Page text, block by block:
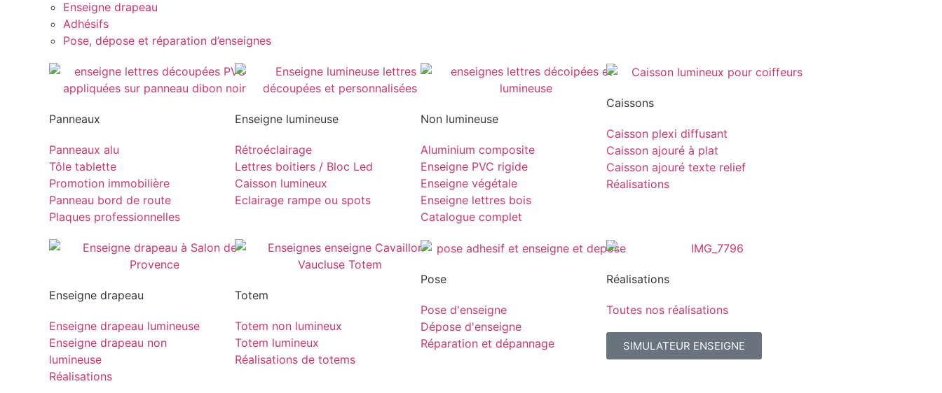
Enseigne drapeau
Adhésifs
Pose, dépose et réparation d’enseignes
Panneaux
Panneaux alu
Tôle tablette
Promotion immobilière
Panneau bord de route
Plaques professionnelles
Enseigne lumineuse
Rétroéclairage
Lettres boitiers / Bloc Led
Caisson lumineux
Eclairage rampe ou spots
Non lumineuse
Aluminium composite
Enseigne PVC rigide
Enseigne végétale
Enseigne lettres bois
Catalogue complet
Caissons
Caisson plexi diffusant
Caisson ajouré à plat
Caisson ajouré texte relief
Réalisations
Enseigne drapeau
Enseigne drapeau lumineuse
Enseigne drapeau non
lumineuse
Réalisations
Totem
Totem non lumineux
Totem lumineux
Réalisations de totems
Pose
Pose d'enseigne
Dépose d'enseigne
Réparation et dépannage
Réalisations
Toutes nos réalisations
SIMULATEUR ENSEIGNE